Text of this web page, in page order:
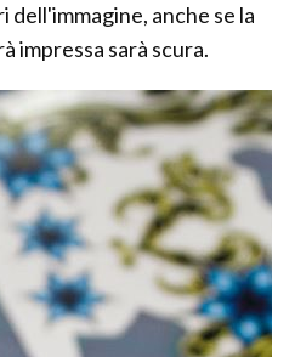
dell'immagine, anche se la
impressa sarà scura.